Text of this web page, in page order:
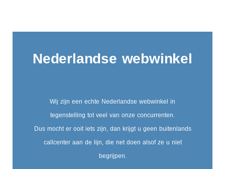
Nederlandse webwinkel
Wij zijn een echte Nederlandse webwinkel in
tegenstelling tot veel van onze concurrenten.
Dus mocht er ooit iets zijn, dan krijgt u geen buitenlands
callcenter aan de lijn, die net doen alsof ze u niet
begrijpen.